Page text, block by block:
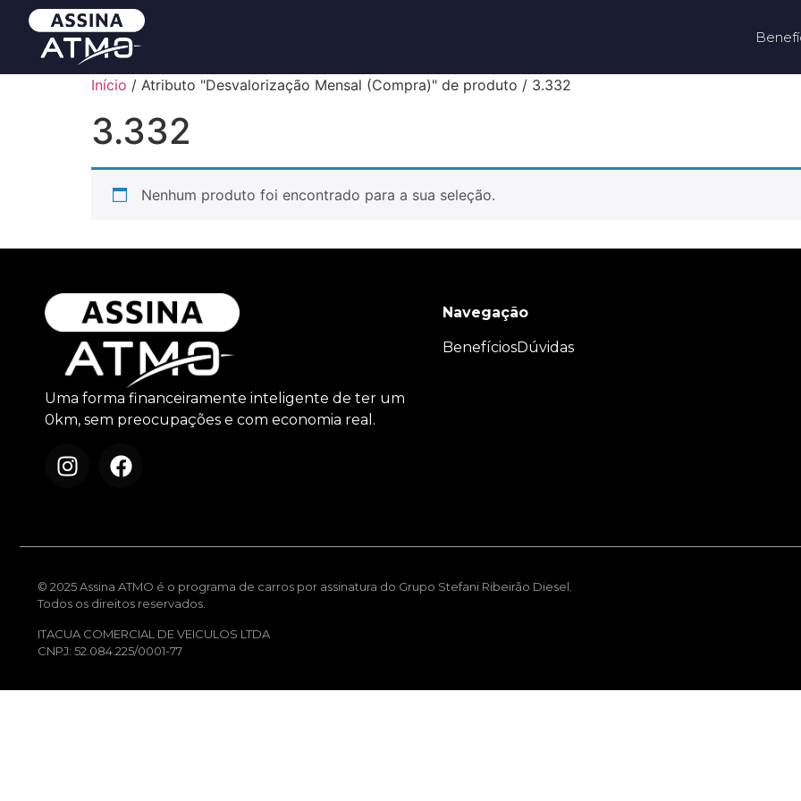
Início / Atributo "Desvalorização Mensal (Compra)" de produto / 3.332
3.332
Nenhum produto foi encontrado para a sua seleção.
Uma forma financeiramente inteligente de ter um
0km, sem preocupações e com economia real.
Navegação
BenefíciosDúvidas
© 2025 Assina ATMO é o programa de carros por assinatura do Grupo Stefani Ribeirão Diesel.
Todos os direitos reservados.
ITACUA COMERCIAL DE VEICULOS LTDA
CNPJ: 52.084.225/0001-77